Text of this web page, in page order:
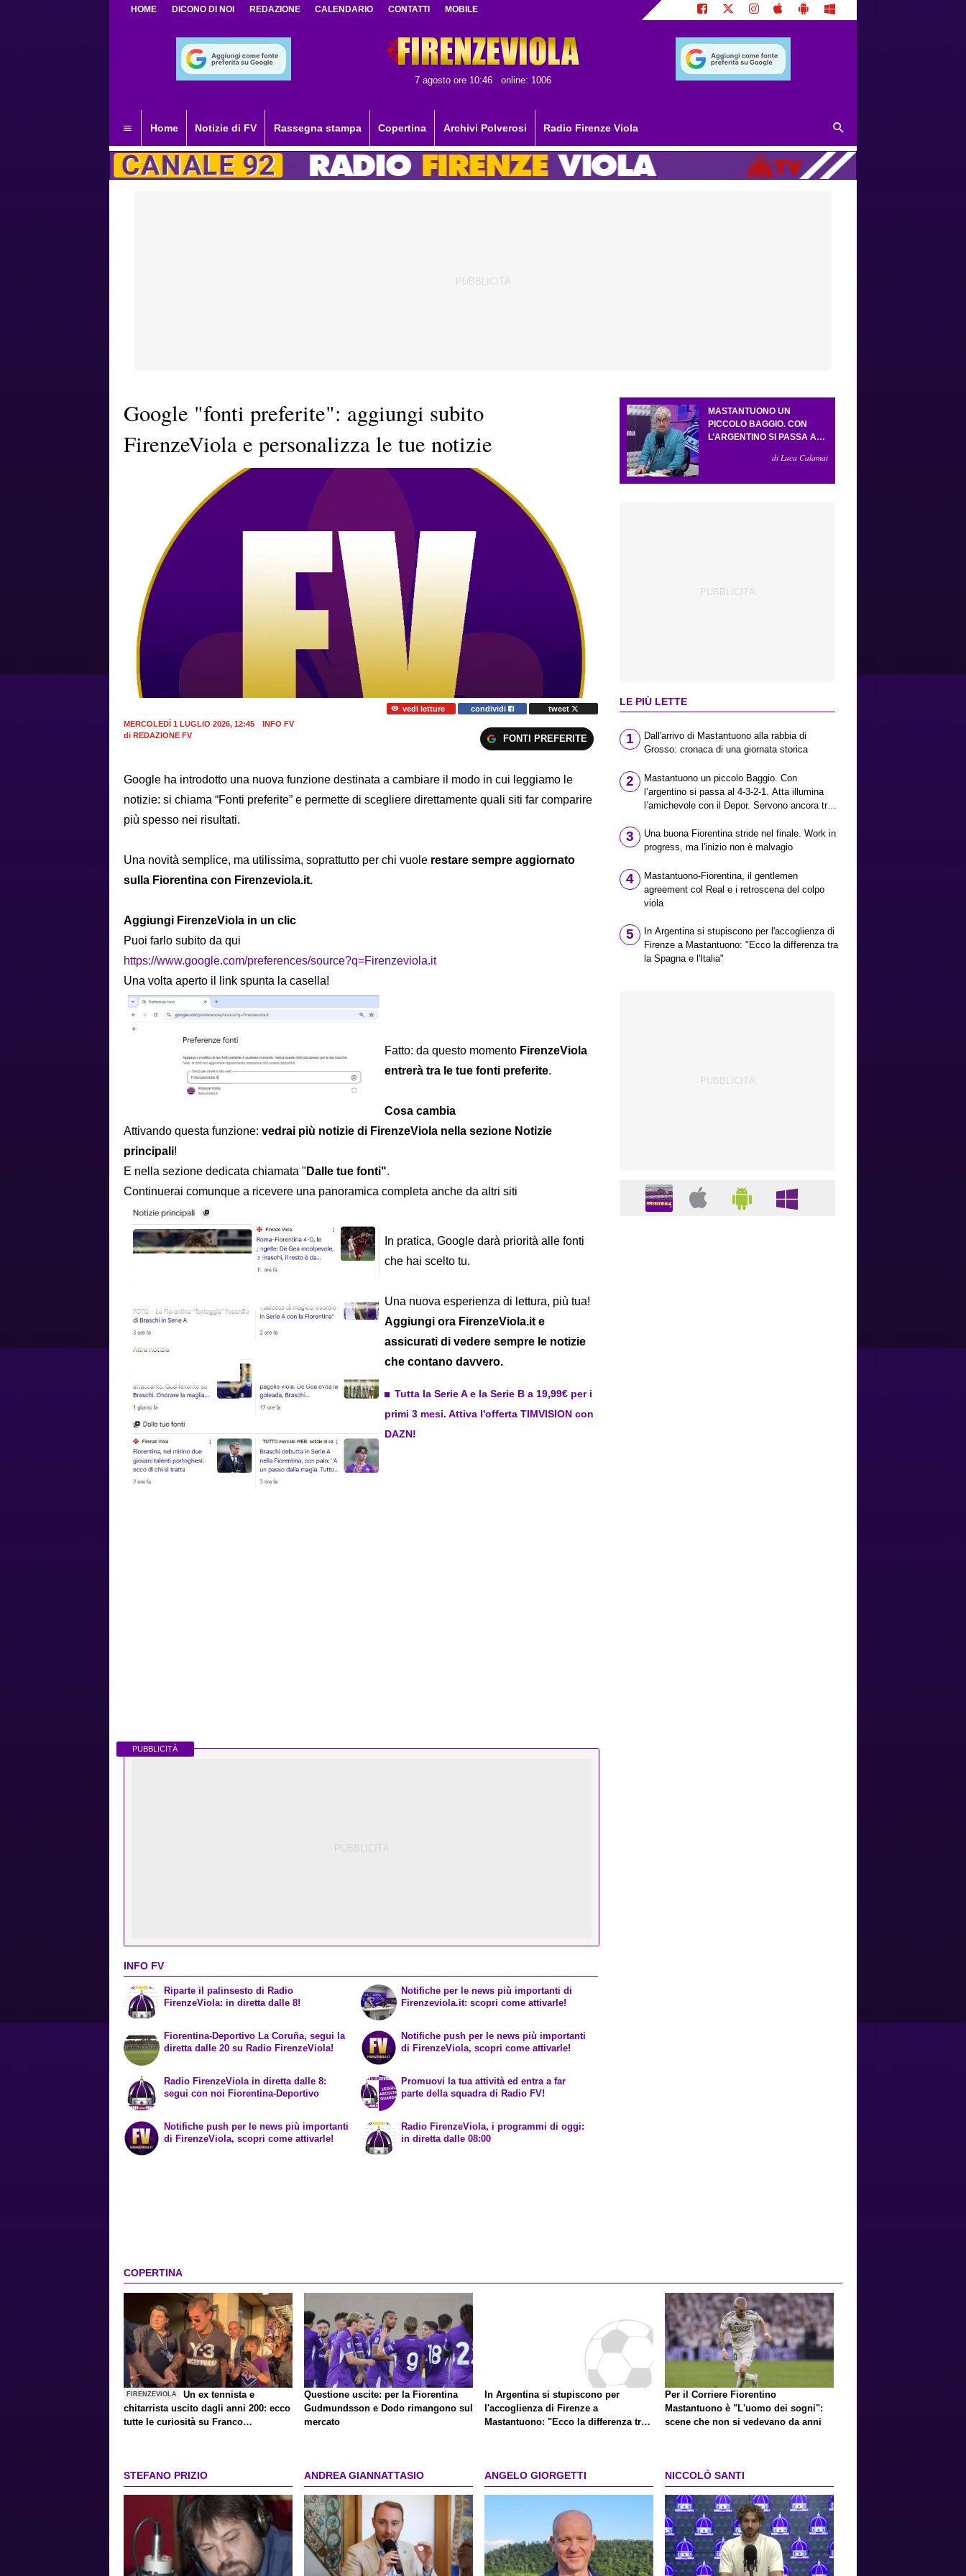
HOME DICONO DI NOI REDAZIONE CALENDARIO CONTATTI MOBILE
7 agosto ore 10:46 online: 1006
Home Notizie di FV Rassegna stampa Copertina Archivi Polverosi Radio Firenze Viola
Google "fonti preferite": aggiungi subito
FirenzeViola e personalizza le tue notizie
vedi letture condividi
tweet
MERCOLEDÌ 1 LUGLIO 2026, 12:45
INFO FV
di REDAZIONE FV FONTI PREFERITE
Google ha introdotto una nuova funzione destinata a cambiare il modo in cui leggiamo le
notizie: si chiama “Fonti preferite” e permette di scegliere direttamente quali siti far comparire
più spesso nei risultati.
Una novità semplice, ma utilissima, soprattutto per chi vuole restare sempre aggiornato
sulla Fiorentina con Firenzeviola.it.
Aggiungi FirenzeViola in un clic
Puoi farlo subito da qui
https://www.google.com/preferences/source?q=Firenzeviola.it
Una volta aperto il link spunta la casella!
Fatto: da questo momento FirenzeViola
entrerà tra le tue fonti preferite.
Cosa cambia
Attivando questa funzione: vedrai più notizie di FirenzeViola nella sezione Notizie
principali!
E nella sezione dedicata chiamata " Dalle tue fonti".
Continuerai comunque a ricevere una panoramica completa anche da altri siti
In pratica, Google darà priorità alle fonti
che hai scelto tu.
Una nuova esperienza di lettura, più tua!
Aggiungi ora FirenzeViola.it e
assicurati di vedere sempre le notizie
che contano davvero.
Tutta la Serie A e la Serie B a 19,99€ per i
primi 3 mesi. Attiva l'offerta TIMVISION con
DAZN!
PUBBLICITÀ
INFO FV
Riparte il palinsesto di Radio
FirenzeViola: in diretta dalle 8!
Fiorentina-Deportivo La Coruña, segui la
diretta dalle 20 su Radio FirenzeViola!
Notifiche per le news più importanti di
Firenzeviola.it: scopri come attivarle!
Notifiche push per le news più importanti
di FirenzeViola, scopri come attivarle!
Radio FirenzeViola in diretta dalle 8:
segui con noi Fiorentina-Deportivo
Notifiche push per le news più importanti
di FirenzeViola, scopri come attivarle!
Promuovi la tua attività ed entra a far
parte della squadra di Radio FV!
Radio FirenzeViola, i programmi di oggi:
in diretta dalle 08:00
MASTANTUONO UN
PICCOLO BAGGIO. CON
L’ARGENTINO SI PASSA AL
L’AMICHEVOLE CON IL
di Luca Calamai
LE PIÙ LETTE
1
Dall'arrivo di Mastantuono alla rabbia di
Grosso: cronaca di una giornata storica
2
Mastantuono un piccolo Baggio. Con
l’argentino si passa al 4-3-2-1. Atta illumina
l’amichevole con il Depor. Servono ancora tre
Antognoni, un finale senza vincitori
3
Una buona Fiorentina stride nel finale. Work in
progress, ma l'inizio non è malvagio
4
Mastantuono-Fiorentina, il gentlemen
agreement col Real e i retroscena del colpo
viola
5
In Argentina si stupiscono per l'accoglienza di
Firenze a Mastantuono: "Ecco la differenza tra
la Spagna e l'Italia"
COPERTINA
FIRENZEVIOLA
Un ex tennista e
chitarrista uscito dagli anni 200: ecco
tutte le curiosità su Franco
Questione uscite: per la Fiorentina
Gudmundsson e Dodo rimangono sul
mercato
In Argentina si stupiscono per
l'accoglienza di Firenze a
Mastantuono: "Ecco la differenza tra
Per il Corriere Fiorentino
Mastantuono è "L'uomo dei sogni":
scene che non si vedevano da anni
STEFANO PRIZIO ANDREA GIANNATTASIO ANGELO GIORGETTI NICCOLÒ SANTI